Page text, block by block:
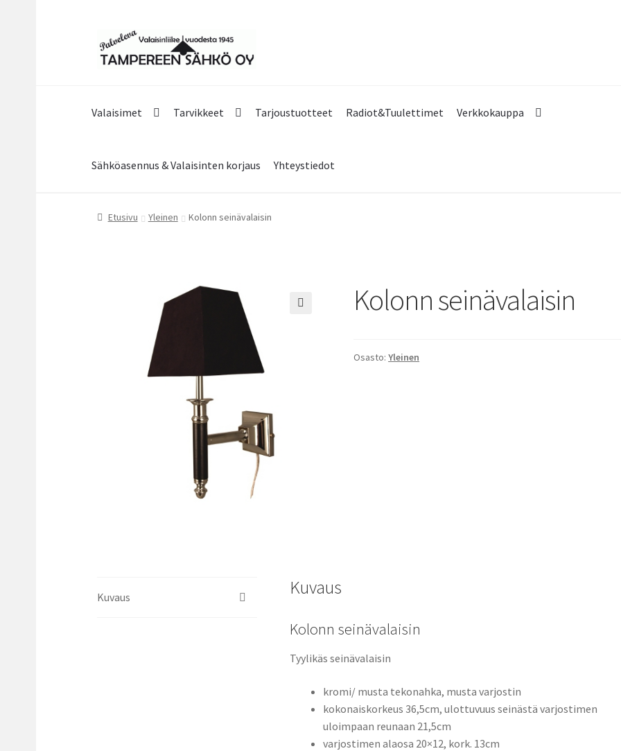
Siirry
navigointiin
Siirry
sisältöön
Valaisimet Tarvikkeet Tarjoustuotteet Radiot&Tuulettimet Verkkokauppa
Sähköasennus & Valaisinten korjaus Yhteystiedot
Etusivu Yleinen Kolonn seinävalaisin
Kolonn seinävalaisin
Osasto:Yleinen
Kuvaus Kuvaus
Kolonn seinävalaisin
Tyylikäs seinävalaisin
kromi/ musta tekonahka, musta varjostin
kokonaiskorkeus 36,5cm, ulottuvuus seinästä varjostimen
uloimpaan reunaan 21,5cm
varjostimen alaosa 20×12, kork. 13cm